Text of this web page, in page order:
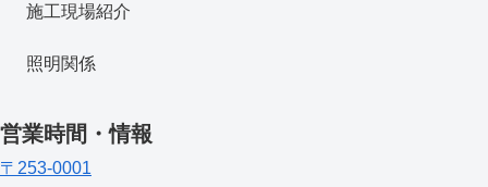
施工現場紹介
照明関係
営業時間・情報
〒253-0001